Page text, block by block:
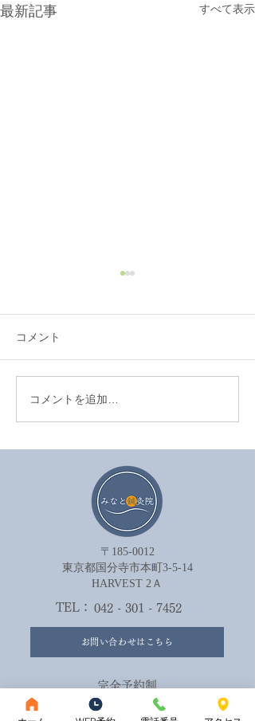
最新記事 すべて表示
眼精疲労を鍼治療でやわ
らげる方法
コメント
コメントを追加…
〒185-0012
​東京都国分寺市本町3-5-14
HARVEST 2Ａ​
TEL： 042 - 301 - 7452
お問い合わせはこちら
完全予約制
ご予約はこちら